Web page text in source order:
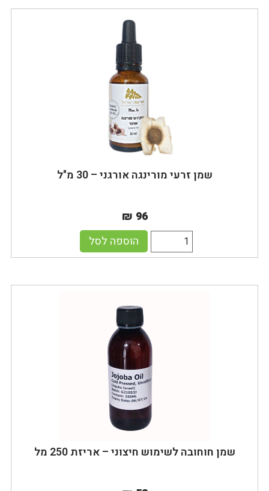
שמן זרעי מורינגה אורגני – 30 מ"ל
₪ 96
הוספה לסל
שמן חוחובה לשימוש חיצוני – אריזת 250 מל